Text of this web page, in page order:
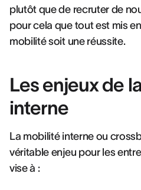
plutôt que de recruter de
pour cela que tout est mis
mobilité soit une réussite.
Les enjeux de
interne
La mobilité interne ou
véritable enjeu pour les
vise à :